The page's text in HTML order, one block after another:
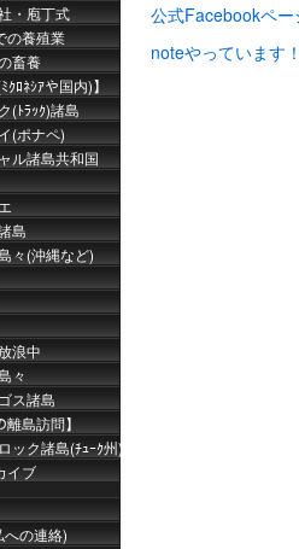
公式Facebookペー
noteやっています
・庖丁式
の養殖業
畜養
ｸﾛﾈｼｱや国内)】
(ﾄﾗｯｸ)諸島
(ポナペ)
ル諸島共和国
島
々(沖縄など)
浪中
々
ス諸島
離島訪問】
ック諸島(ﾁｭｰｸ州)
イブ
の連絡)